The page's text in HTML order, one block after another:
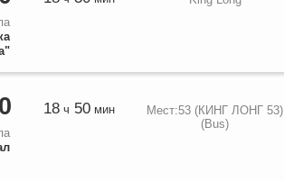
18 ч 50 мин
Мест:53 (КИНГ ЛОНГ 53)
(Bus)